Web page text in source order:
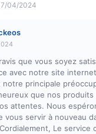
04/2024
que vous soyez
avec notre site
notre principale
que nos
attentes. Nous
vous servir à nouveau
Le service